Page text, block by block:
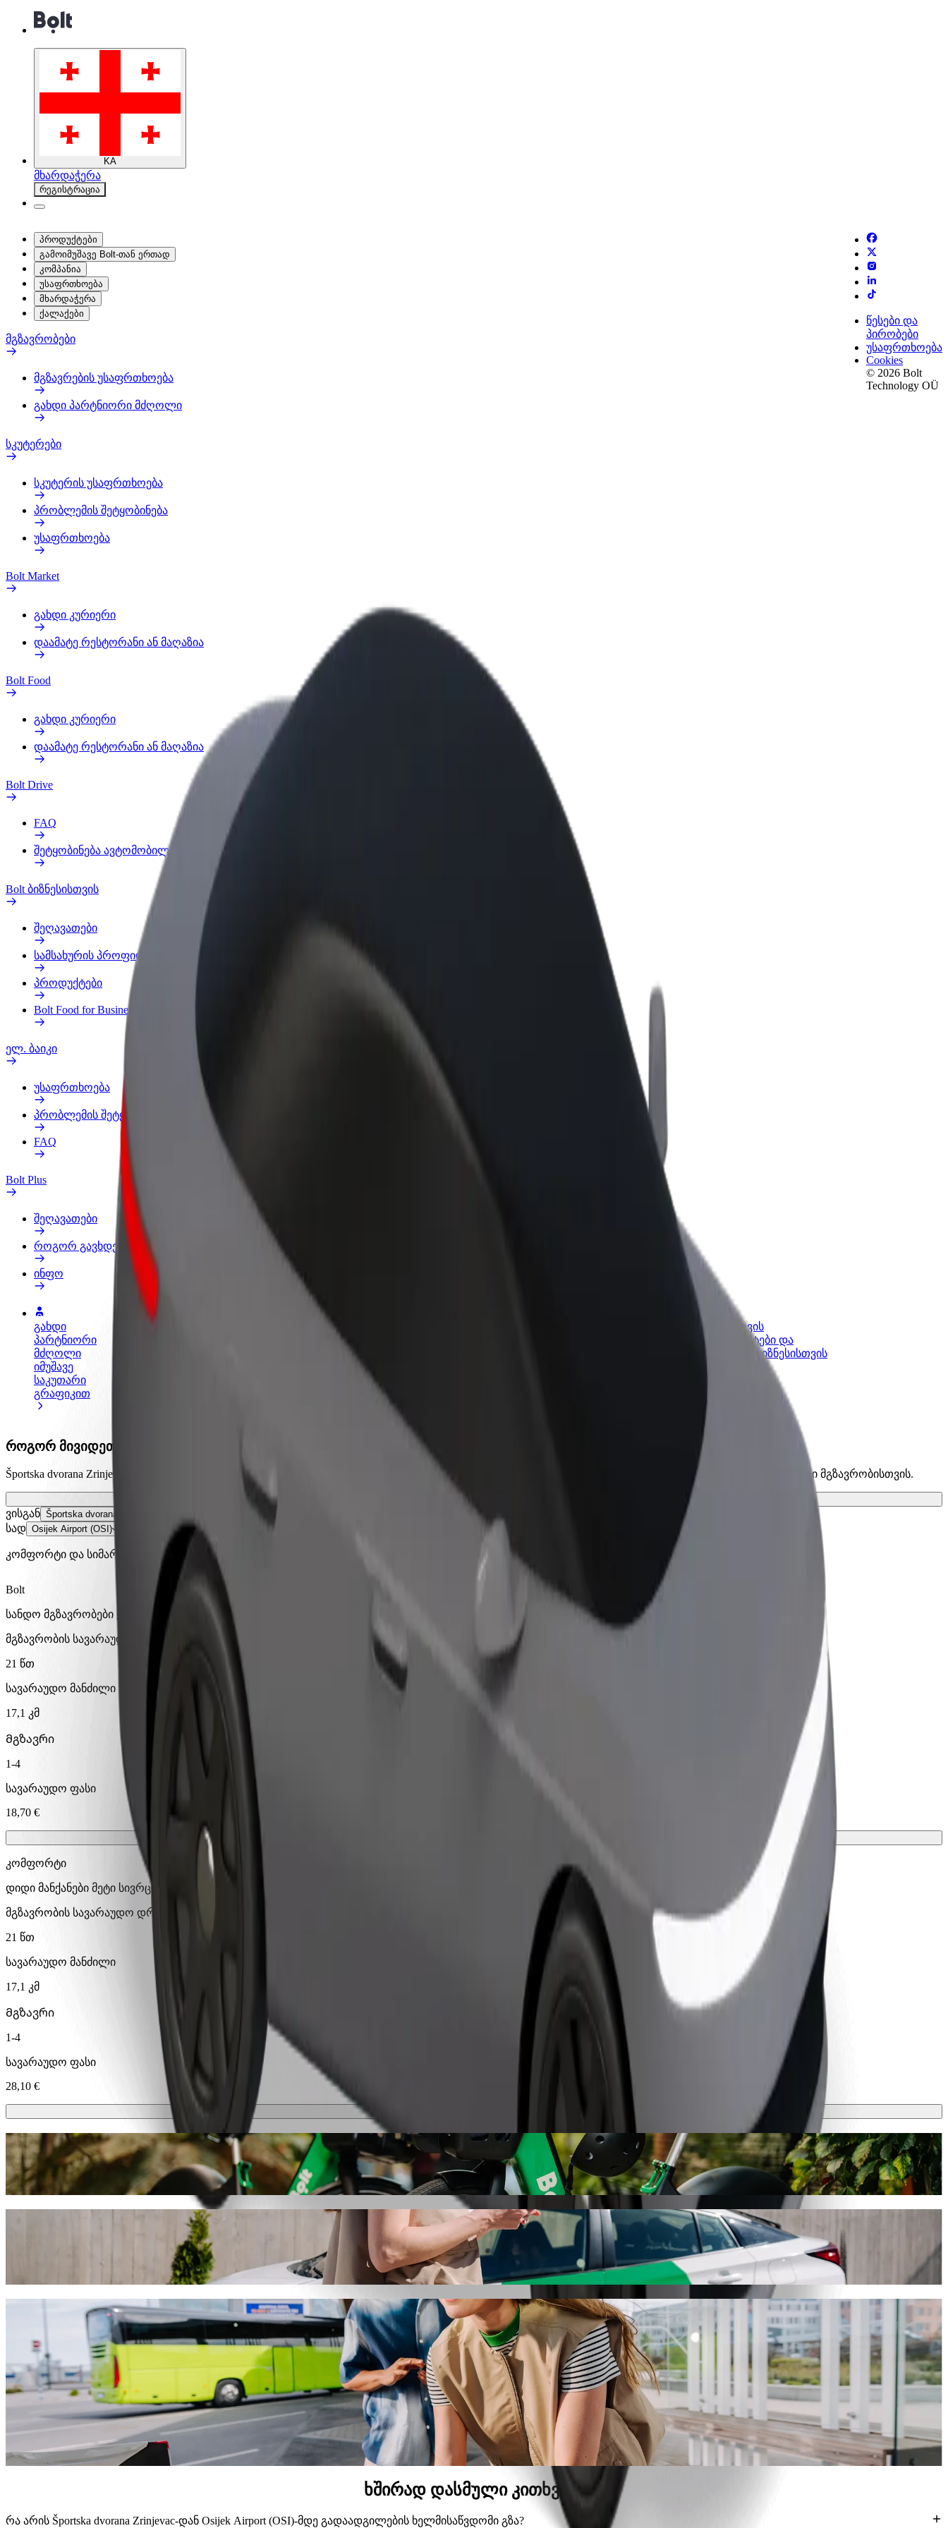
KA
მხარდაჭერა
რეგისტრაცია
პროდუქტები
გამოიმუშავე Bolt-თან ერთად
კომპანია
უსაფრთხოება
მხარდაჭერა
ქალაქები
მგზავრობები
მგზავრების უსაფრთხოება
გახდი პარტნიორი მძღოლი
სკუტერები
სკუტერის უსაფრთხოება
პრობლემის შეტყობინება
უსაფრთხოება
Bolt Market
გახდი კურიერი
დაამატე რესტორანი ან მაღაზია
Bolt Food
გახდი კურიერი
დაამატე რესტორანი ან მაღაზია
Bolt Drive
FAQ
შეტყობინება ავტომობილზე
Bolt ბიზნესისთვის
შეღავათები
სამსახურის პროფილი
პროდუქტები
Bolt Food for Business
ელ. ბაიკი
უსაფრთხოება
პრობლემის შეტყობინება
FAQ
Bolt Plus
შეღავათები
როგორ გავხდე გამომწერი
ინფო
გახდი
პარტნიორი
მძღოლი
იმუშავე
საკუთარი
გრაფიკით
დაამატე რესტორანი ან
მაღაზია
მოიზიდე მეტი მომხმარებელი
და გაზარდე გაყიდვები
Bolt ბიზნესისთვის
Bolt-ის პროდუქტები და
სერვისები, შენი ბიზნესისთვის
წესები და
პირობები
უსაფრთხოება
Cookies
© 2026 Bolt
Technology OÜ
როგორ მივიდეთ Športska dvorana Zrinjevac დან Osijek Airport (OSI) მდე
Športska dvorana Zrinjevac დან Osijek Airport (OSI) მდე გადაადგილების საუკეთესო გზას ეძებ? აღმოაჩინე ჩვენი სერვისები და იპოვე საუკეთესო ვარიანტი შენი მგზავრობისთვის.
გადმოწერე აპლიკაცია
ვისგან Športska dvorana Zrinjevac
სად Osijek Airport (OSI)
კომფორტი და სიმარტივე შენს ხელთაა!
Bolt
სანდო მგზავრობები ყოველდღიური საშუალო ზომის ავტომობილებით.
მგზავრობის სავარაუდო დრო
21 წთ
სავარაუდო მანძილი
17,1 კმ
Მგზავრი
1-4
სავარაუდო ფასი
18,70 €
კომფორტი
დიდი მანქანები მეტი სივრცით
მგზავრობის სავარაუდო დრო
21 წთ
სავარაუდო მანძილი
17,1 კმ
Მგზავრი
1-4
სავარაუდო ფასი
28,10 €
სკუტერები ან ელექტრო-ველოსიპედები
გადაადგილდი ოსიეკი-ში სკუტერით ან ელექტრო-ველოსიპედით
გადმოწერე Bolt
გადაადგილდი Športska dvorana Zrinjevac-დან Osijek Airport (OSI)-მდე Bolt-ით
ჩვენ რეკომენდაციას ვუწევთ Bolt-ის სერვისების გამოყენებას, თუ ეძებ Osijek Airport (OSI)-მდე გადაადგილების საუკეთესო გზას. Bolt-თან ერთად ეს მგზავრობა დაახლოებით 21 წთ
გაგრძელდება და დაახლოებით 18,70 € EUR დაჯდება. ნებისმიერ დროს, ჩვენ შენთვის შესაფერის ავტომობილს მოვძებნით.
Bolt სერვისები Športska dvorana Zrinjevac-დან Osijek Airport (OSI)-მდე მისასვლელად
ბევრი ბარგი გაქვს? შეუკვეთე XL კატეგორია 6 ადამიანამდე.
გჭირდებათ გამორჩეული მგზავრობა? სცადეთ Bolt-ის პრემიუმ კატეგორია.
ბავშვებთან ერთად მგზავრობ? შეუკვეთე ავტომობილი საბავშვო სავარძლით.
შინაური ცხოველი გყავს თან? სცადე ჩვენი მგზავრობები, სადაც შინაური ცხოველების თან წაყვანა შეიძლება.
Assist კატეგორია ადაპტირებულია ეტლისთვის (WAV).
ისიამოვნე კომფორტული ავტომობილებით ხელმისაწვდომ ფასად Bolt Basic-თან ერთად.
გადმოწერე Bolt
ხშირად დასმული კითხვები
რა არის Športska dvorana Zrinjevac-დან Osijek Airport (OSI)-მდე გადაადგილების ხელმისაწვდომი გზა?